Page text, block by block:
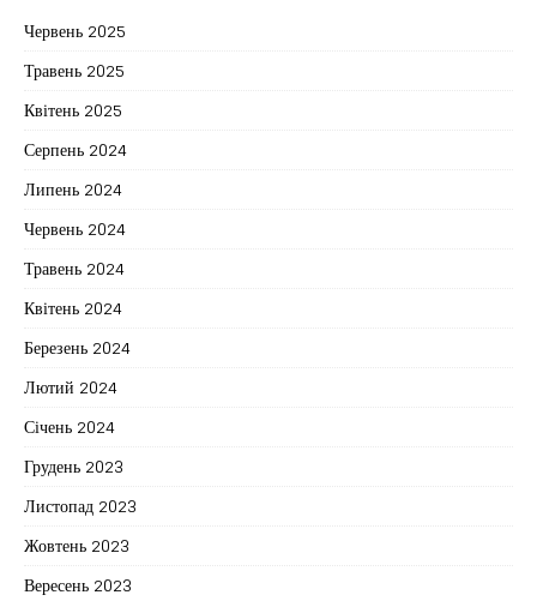
Червень 2025
Травень 2025
Квітень 2025
Серпень 2024
Липень 2024
Червень 2024
Травень 2024
Квітень 2024
Березень 2024
Лютий 2024
Січень 2024
Грудень 2023
Листопад 2023
Жовтень 2023
Вересень 2023